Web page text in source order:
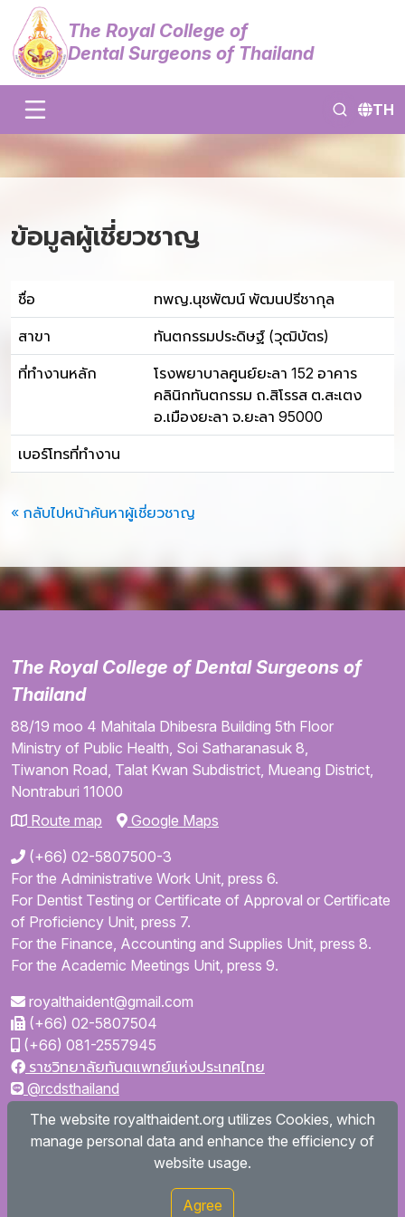
The Royal College of
Dental Surgeons of Thailand
TH
ข้อมูลผู้เชี่ยวชาญ
ชื่อ ทพญ.นุชพัฒน์ พัฒนปรีชากุล
สาขา ทันตกรรมประดิษฐ์ (วุฒิบัตร)
ที่ทำงานหลัก
โรงพยาบาลศูนย์ยะลา 152 อาคาร
คลินิกทันตกรรม ถ.สิโรรส ต.สะเตง
อ.เมืองยะลา จ.ยะลา 95000
เบอร์โทรที่ทำงาน
« กลับไปหน้าค้นหาผู้เชี่ยวชาญ
The Royal College of Dental Surgeons of
Thailand
88/19 moo 4 Mahitala Dhibesra Building 5th Floor
Ministry of Public Health, Soi Satharanasuk 8,
Tiwanon Road, Talat Kwan Subdistrict, Mueang District,
Nontraburi 11000
Route map
Google Maps
(+66) 02-5807500-3
For the Administrative Work Unit, press 6.
For Dentist Testing or Certificate of Approval or Certificate
of Proficiency Unit, press 7.
For the Finance, Accounting and Supplies Unit, press 8.
For the Academic Meetings Unit, press 9.
royalthaident@gmail.com
(+66) 02-5807504
(+66) 081-2557945
ราชวิทยาลัยทันตแพทย์แห่งประเทศไทย
@rcdsthailand
royalthaident
Royal College of Dental Surgeons of Thailand
royalthaident.org All rights reserved
The website royalthaident.org utilizes Cookies, which
manage personal data and enhance the efficiency of
website usage.
Agree